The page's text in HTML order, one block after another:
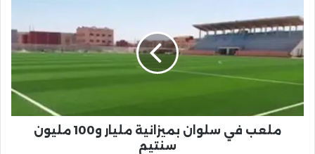
سلوان
بميزانية
مليار
مليون
سنتيم
ملعب في سلوان بميزانية مليار و100 مليون
سنتيم